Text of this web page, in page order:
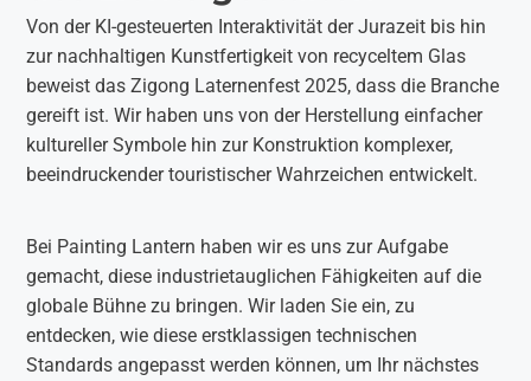
Von der KI-gesteuerten Interaktivität der Jurazeit bis hin
zur nachhaltigen Kunstfertigkeit von recyceltem Glas
beweist das Zigong Laternenfest 2025, dass die Branche
gereift ist. Wir haben uns von der Herstellung einfacher
kultureller Symbole hin zur Konstruktion komplexer,
beeindruckender touristischer Wahrzeichen entwickelt.
Bei Painting Lantern haben wir es uns zur Aufgabe
gemacht, diese industrietauglichen Fähigkeiten auf die
globale Bühne zu bringen. Wir laden Sie ein, zu
entdecken, wie diese erstklassigen technischen
Standards angepasst werden können, um Ihr nächstes